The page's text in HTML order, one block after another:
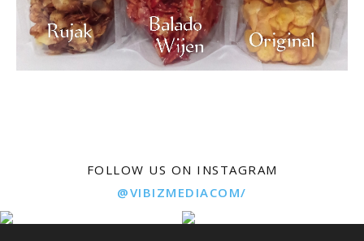
FOLLOW US ON INSTAGRAM
@VIBIZMEDIACOM/